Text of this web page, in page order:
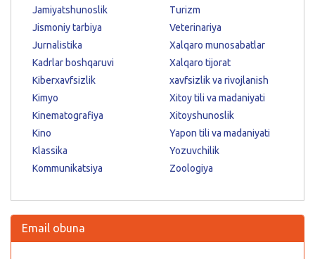
Jamiyatshunoslik
Jismoniy tarbiya
Jurnalistika
Kadrlar boshqaruvi
Kiberxavfsizlik
Kimyo
Kinematografiya
Kino
Klassika
Kommunikatsiya
Turizm
Veterinariya
Xalqaro munosabatlar
Xalqaro tijorat
xavfsizlik va rivojlanish
Xitoy tili va madaniyati
Xitoyshunoslik
Yapon tili va madaniyati
Yozuvchilik
Zoologiya
Email obuna